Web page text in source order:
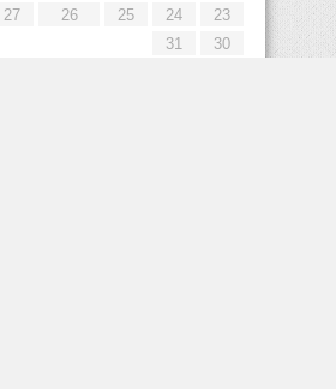
23
24
25
26
27
30
31